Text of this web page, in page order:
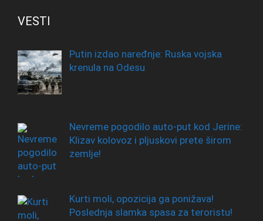
VESTI
Putin izdao naređnje: Ruska vojska
krenula na Odesu
Nevreme pogodilo auto-put kod Jerine:
Klizav kolovoz i pljuskovi prete širom
zemlje!
Kurti moli, opozicija ga ponižava!
Poslednja slamka spasa za teroristu!